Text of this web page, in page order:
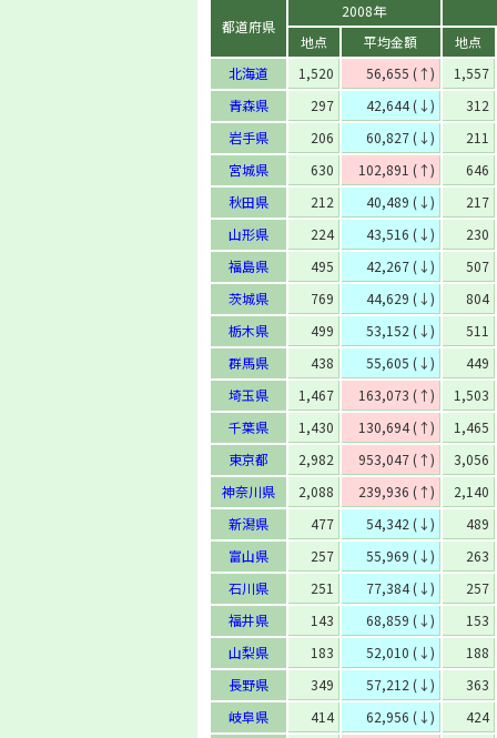
都道府県
2008年
地点
平均金額
地点
北海道
1,520 56,655 (↑)
1,557
青森県
297 42,644 (↓)
312
岩手県
206 60,827 (↓)
211
宮城県
630 102,891 (↑)
646
秋田県
212 40,489 (↓)
217
山形県
224 43,516 (↓)
230
福島県
495 42,267 (↓)
507
茨城県
769 44,629 (↓)
804
栃木県
499 53,152 (↓)
511
群馬県
438 55,605 (↓)
449
埼玉県
1,467 163,073 (↑)
1,503
千葉県
1,430 130,694 (↑)
1,465
東京都
2,982 953,047 (↑)
3,056
神奈川県
2,088 239,936 (↑)
2,140
新潟県
477 54,342 (↓)
489
富山県
257 55,969 (↓)
263
石川県
251 77,384 (↓)
257
福井県
143 68,859 (↓)
153
山梨県
183 52,010 (↓)
188
長野県
349 57,212 (↓)
363
岐阜県
414 62,956 (↓)
424